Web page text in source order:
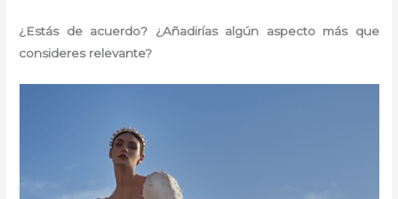
¿Estás de acuerdo? ¿Añadirías algún aspecto más que
consideres relevante?